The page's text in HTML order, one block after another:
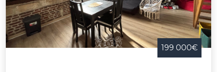
199 000€